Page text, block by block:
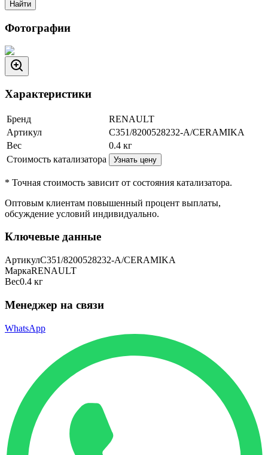
Найти
Фотографии
Характеристики
Бренд
RENAULT
Артикул
C351/8200528232-A/CERAMIKA
Вес
0.4 кг
Стоимость катализатора
Узнать цену
* Точная стоимость зависит от состояния катализатора.
Оптовым клиентам повышенный процент выплаты,
обсуждение условий индивидуально.
Ключевые данные
АртикулC351/8200528232-A/CERAMIKA
МаркаRENAULT
Вес0.4 кг
Менеджер на связи
WhatsApp